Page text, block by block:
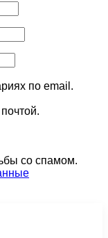
по email.
со спамом.